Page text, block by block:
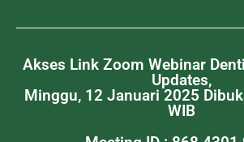
Akses Link Zoom Webinar
Updates,
Minggu, 12 Januari 2025
WIB